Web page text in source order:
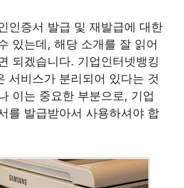
인증서 발급 및 재발급에 대한
있는데, 해당 소개를 잘 읽어
되겠습니다. 기업인터넷뱅킹
서비스가 분리되어 있다는 것
이는 중요한 부분으로, 기업
를 발급받아서 사용하셔야 합